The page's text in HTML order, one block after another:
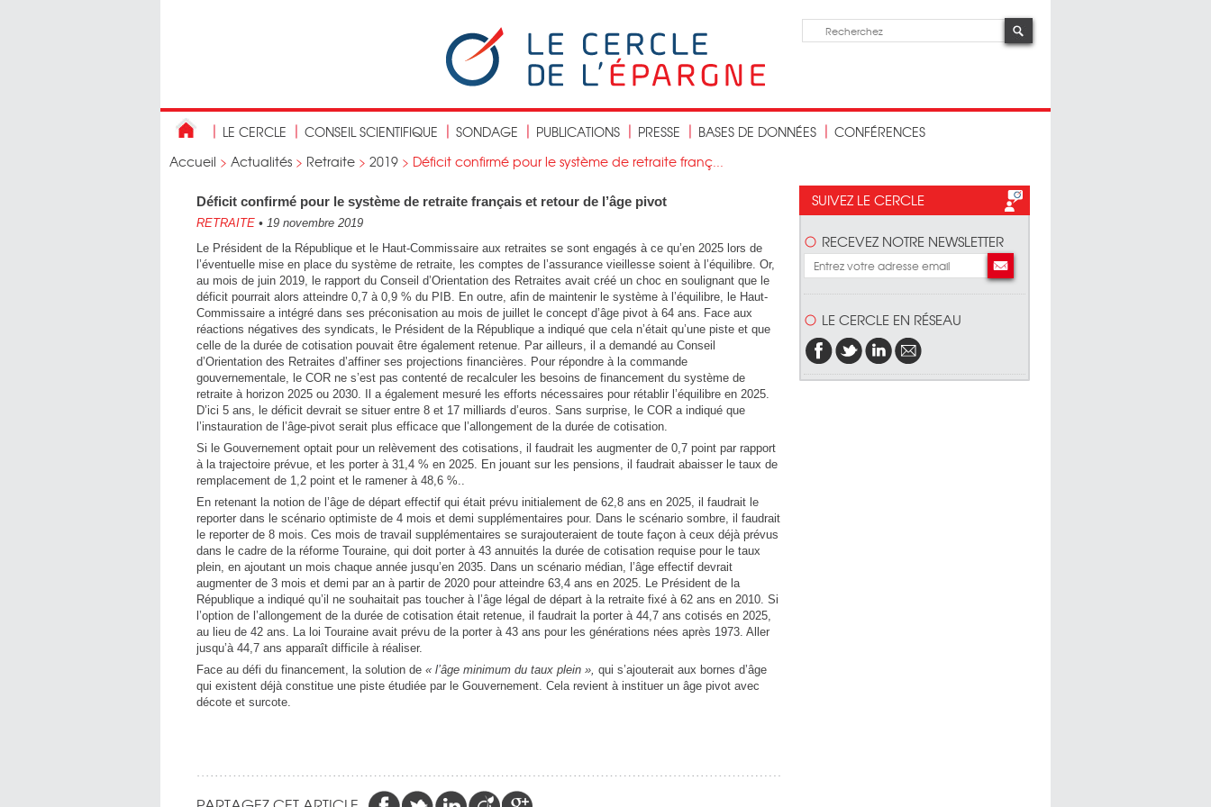
LE CERCLE CONSEIL SCIENTIFIQUE SONDAGE PUBLICATIONS PRESSE BASES DE DONNÉES
CONFÉRENCES
Accueil > Actualités > Retraite > 2019 > Déficit confirmé pour le système de retraite franç...
Déficit confirmé pour le système de retraite français et retour de l’âge pivot
RETRAITE • 19 novembre 2019
Le Président de la République et le Haut-Commissaire aux retraites se sont engagés à ce qu’en 2025 lors de
l’éventuelle mise en place du système de retraite, les comptes de l’assurance vieillesse soient à l’équilibre. Or,
au mois de juin 2019, le rapport du Conseil d’Orientation des Retraites avait créé un choc en soulignant que le
déficit pourrait alors atteindre 0,7 à 0,9 % du PIB. En outre, afin de maintenir le système à l’équilibre, le Haut-
Commissaire a intégré dans ses préconisation au mois de juillet le concept d’âge pivot à 64 ans. Face aux
réactions négatives des syndicats, le Président de la République a indiqué que cela n’était qu’une piste et que
celle de la durée de cotisation pouvait être également retenue. Par ailleurs, il a demandé au Conseil
d’Orientation des Retraites d’affiner ses projections financières. Pour répondre à la commande
gouvernementale, le COR ne s’est pas contenté de recalculer les besoins de financement du système de
retraite à horizon 2025 ou 2030. Il a également mesuré les efforts nécessaires pour rétablir l’équilibre en 2025.
D’ici 5 ans, le déficit devrait se situer entre 8 et 17 milliards d’euros. Sans surprise, le COR a indiqué que
l’instauration de l’âge-pivot serait plus efficace que l’allongement de la durée de cotisation.
Si le Gouvernement optait pour un relèvement des cotisations, il faudrait les augmenter de 0,7 point par rapport
à la trajectoire prévue, et les porter à 31,4 % en 2025. En jouant sur les pensions, il faudrait abaisser le taux de
remplacement de 1,2 point et le ramener à 48,6 %..
En retenant la notion de l’âge de départ effectif qui était prévu initialement de 62,8 ans en 2025, il faudrait le
reporter dans le scénario optimiste de 4 mois et demi supplémentaires pour. Dans le scénario sombre, il faudrait
le reporter de 8 mois. Ces mois de travail supplémentaires se surajouteraient de toute façon à ceux déjà prévus
dans le cadre de la réforme Touraine, qui doit porter à 43 annuités la durée de cotisation requise pour le taux
plein, en ajoutant un mois chaque année jusqu’en 2035. Dans un scénario médian, l’âge effectif devrait
augmenter de 3 mois et demi par an à partir de 2020 pour atteindre 63,4 ans en 2025. Le Président de la
République a indiqué qu’il ne souhaitait pas toucher à l’âge légal de départ à la retraite fixé à 62 ans en 2010. Si
l’option de l’allongement de la durée de cotisation était retenue, il faudrait la porter à 44,7 ans cotisés en 2025,
au lieu de 42 ans. La loi Touraine avait prévu de la porter à 43 ans pour les générations nées après 1973. Aller
jusqu’à 44,7 ans apparaît difficile à réaliser.
Face au défi du financement, la solution de « l’âge minimum du taux plein », qui s’ajouterait aux bornes d’âge
qui existent déjà constitue une piste étudiée par le Gouvernement. Cela revient à instituer un âge pivot avec
décote et surcote.
SUIVEZ LE CERCLE
RECEVEZ NOTRE NEWSLETTER
LE CERCLE EN RÉSEAU